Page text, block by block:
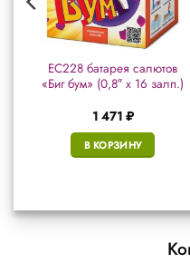
ЕС228 батарея салютов
«Биг бум» (0,8″ х 16 залп.)
1 471 ₽
В КОРЗИНУ